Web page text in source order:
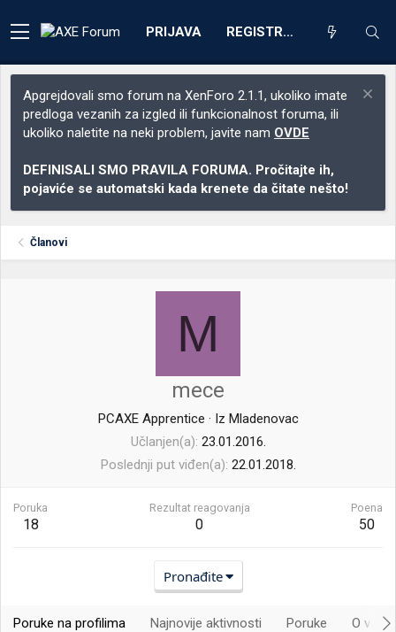
PRIJAVA REGISTRACIJA
Apgrejdovali smo forum na XenForo 2.1.1, ukoliko imate
predloga vezanih za izgled ili funkcionalnost foruma, ili
ukoliko naletite na neki problem, javite nam OVDE
DEFINISALI SMO PRAVILA FORUMA. Pročitajte ih,
pojaviće se automatski kada krenete da čitate nešto!
Članovi
M
mece
PCAXE Apprentice · Iz Mladenovac
Učlanjen(a) 23.01.2016.
Poslednji put viđen(a) 22.01.2018.
Poruka
18
Rezultat reagovanja
0
Poena
50
Pronađite
Poruke na profilima Najnovije aktivnosti Poruke O